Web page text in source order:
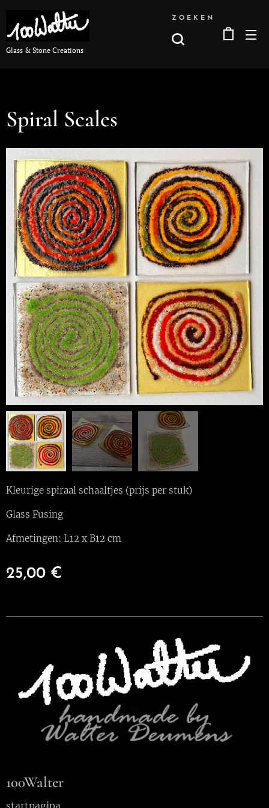
Glass & Stone Creations
ZOEKEN
Spiral Scales
Kleurige spiraal schaaltjes (prijs per stuk)
Glass Fusing
Afmetingen: L12 x B12 cm
25,00 €
100Walter
startpagina